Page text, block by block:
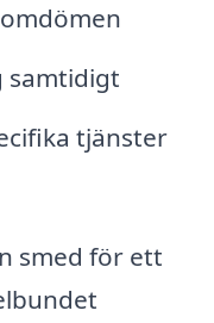
samtidigt
tjänster
smed för ett